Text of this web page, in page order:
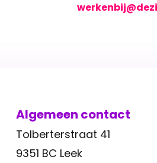
Algemeen contact
Tolberterstraat 41
9351 BC Leek